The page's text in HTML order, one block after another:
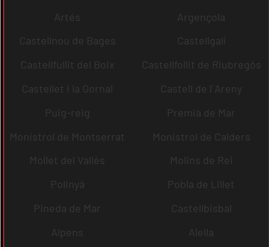
Artés
Argençola
Castellnou de Bages
Castellgalí
Castellfullit del Boix
Castellfollit de Riubregós
Castellet i la Gornal
Castell de l´Areny
Puig-reig
Premià de Mar
Monistrol de Montserrat
Monistrol de Calders
Mollet del Vallès
Molins de Rei
Polinyà
Pobla de Lillet
Pineda de Mar
Castellbisbal
Alpens
Alella